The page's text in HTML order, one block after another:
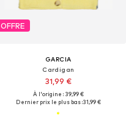
OFFRE
GARCIA
Cardigan
31,99 €
À l'origine : 39,99 €
Dernier prix le plus bas :31,99 €